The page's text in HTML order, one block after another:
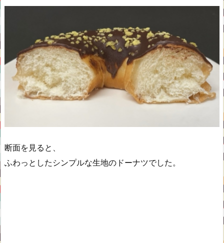
断面を見ると、
ふわっとしたシンプルな生地のドーナツでした。